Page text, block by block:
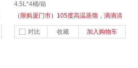
4.5L*4桶/箱
（限购厦门市）105度高温蒸馏，滴滴清
纯
对比
收藏 加入购物车